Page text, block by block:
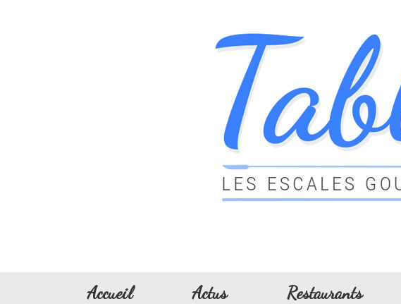
Accueil Actus Restaurants